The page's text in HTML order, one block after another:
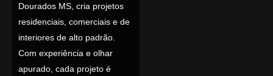
Dourados MS, cria projetos
residenciais, comerciais e de
interiores de alto padrão.
Com experiência e olhar
apurado, cada projeto é